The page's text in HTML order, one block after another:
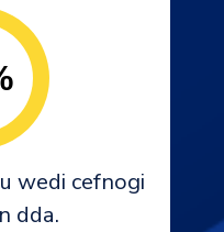
wedi cefnogi
dda.